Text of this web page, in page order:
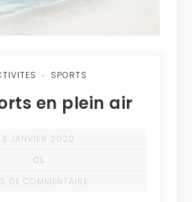
SPORTS
en plein air
3 JANVIER 2020
CL
DE COMMENTAIRE